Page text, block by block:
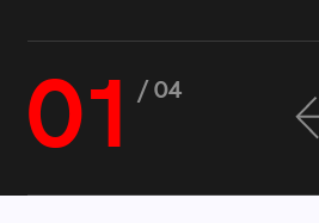
01 / 04